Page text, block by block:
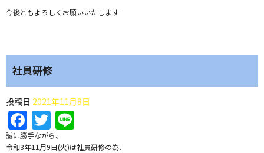
今後ともよろしくお願いいたします
社員研修
投稿日 2021年11月8日
Facebook
Twitter
誠に勝手ながら、
令和3年11月9日(火)は社員研修の為、